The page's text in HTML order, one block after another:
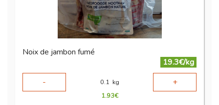
Noix de jambon fumé
19.3€/kg
-
0.1 kg +
1.93€